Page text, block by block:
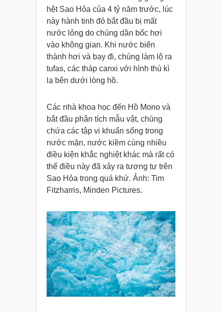
hệt Sao Hỏa của 4 tỷ năm trước, lúc
này hành tinh đỏ bắt đầu bị mất
nước lỏng do chúng dần bốc hơi
vào không gian. Khi nước biến
thành hơi và bay đi, chúng làm lộ ra
tufas, các tháp canxi với hình thù kì
lạ bên dưới lòng hồ.
Các nhà khoa học đến Hồ Mono và
bắt đầu phân tích mẫu vật, chúng
chứa các tập vi khuẩn sống trong
nước mặn, nước kiềm cùng nhiều
điều kiện khắc nghiệt khác mà rất có
thể điều này đã xảy ra tương tự trên
Sao Hỏa trong quá khứ. Ảnh: Tim
Fitzharris, Minden Pictures.